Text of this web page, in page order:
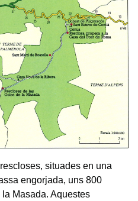
situades en una
engorjada, uns 800
Masada. Aquestes